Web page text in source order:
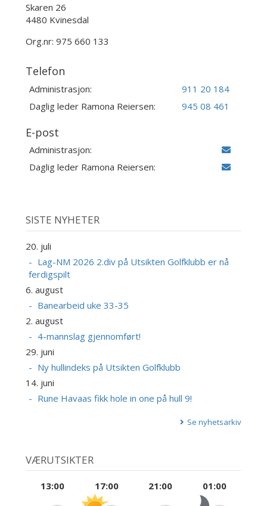
Skaren 26
4480 Kvinesdal
Org.nr: 975 660 133
Telefon
Administrasjon:
911 20 184
Daglig leder Ramona Reiersen:
945 08 461
E-post
Administrasjon:
Daglig leder Ramona Reiersen:
SISTE NYHETER
20. juli
Lag-NM 2026 2.div på Utsikten Golfklubb er nå
ferdigspilt
6. august
Banearbeid uke 33-35
2. august
4-mannslag gjennomført!
29. juni
Ny hullindeks på Utsikten Golfklubb
14. juni
Rune Havaas fikk hole in one på hull 9!
Se nyhetsarkiv
VÆRUTSIKTER
13:00 17:00 21:00 01:00